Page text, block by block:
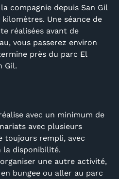
compagnie depuis San Gil
kilomètres. Une séance de
réalisées avant de
vous passerez environ
près du parc El
Gil.
avec un minimum de
avec plusieurs
toujours rempli, avec
la disponibilité.
une autre activité,
bungee ou aller au parc